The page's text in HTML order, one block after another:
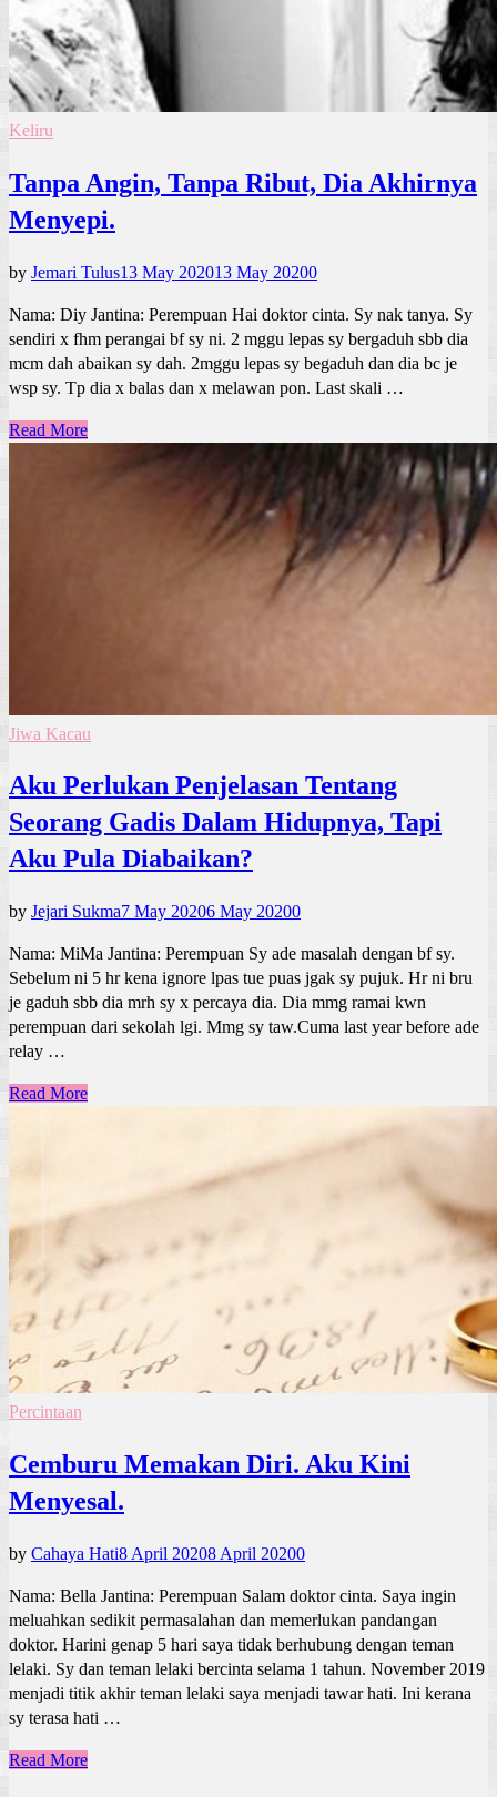
Keliru
Tanpa Angin, Tanpa Ribut, Dia Akhirnya
Menyepi.
by Jemari Tulus13 May 202013 May 20200
Nama: Diy Jantina: Perempuan Hai doktor cinta. Sy nak tanya. Sy
sendiri x fhm perangai bf sy ni. 2 mggu lepas sy bergaduh sbb dia
mcm dah abaikan sy dah. 2mggu lepas sy begaduh dan dia bc je
wsp sy. Tp dia x balas dan x melawan pon. Last skali …
Read More
Jiwa Kacau
Aku Perlukan Penjelasan Tentang
Seorang Gadis Dalam Hidupnya, Tapi
Aku Pula Diabaikan?
by Jejari Sukma7 May 20206 May 20200
Nama: MiMa Jantina: Perempuan Sy ade masalah dengan bf sy.
Sebelum ni 5 hr kena ignore lpas tue puas jgak sy pujuk. Hr ni bru
je gaduh sbb dia mrh sy x percaya dia. Dia mmg ramai kwn
perempuan dari sekolah lgi. Mmg sy taw.Cuma last year before ade
relay …
Read More
Percintaan
Cemburu Memakan Diri. Aku Kini
Menyesal.
by Cahaya Hati8 April 20208 April 20200
Nama: Bella Jantina: Perempuan Salam doktor cinta. Saya ingin
meluahkan sedikit permasalahan dan memerlukan pandangan
doktor. Harini genap 5 hari saya tidak berhubung dengan teman
lelaki. Sy dan teman lelaki bercinta selama 1 tahun. November 2019
menjadi titik akhir teman lelaki saya menjadi tawar hati. Ini kerana
sy terasa hati …
Read More